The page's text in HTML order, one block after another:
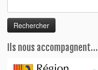
Ils nous accompagnent…